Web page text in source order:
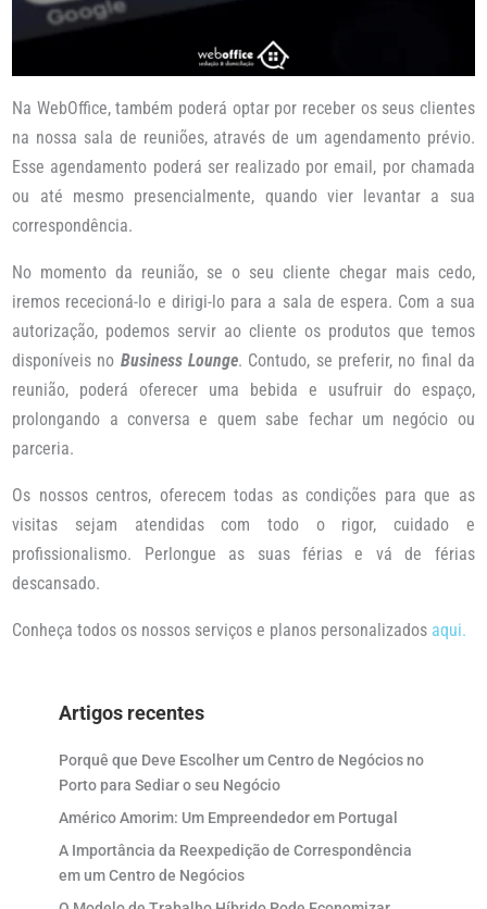
Na WebOffice, também poderá optar por receber os seus clientes
na nossa sala de reuniões, através de um agendamento prévio.
Esse agendamento poderá ser realizado por email, por chamada
ou até mesmo presencialmente, quando vier levantar a sua
correspondência.
No momento da reunião, se o seu cliente chegar mais cedo,
iremos rececioná-lo e dirigi-lo para a sala de espera. Com a sua
autorização, podemos servir ao cliente os produtos que temos
disponíveis no Business Lounge. Contudo, se preferir, no final da
reunião, poderá oferecer uma bebida e usufruir do espaço,
prolongando a conversa e quem sabe fechar um negócio ou
parceria.
Os nossos centros, oferecem todas as condições para que as
visitas sejam atendidas com todo o rigor, cuidado e
profissionalismo. Perlongue as suas férias e vá de férias
descansado.
Conheça todos os nossos serviços e planos personalizados aqui.
Artigos recentes
Porquê que Deve Escolher um Centro de Negócios no
Porto para Sediar o seu Negócio
Américo Amorim: Um Empreendedor em Portugal
A Importância da Reexpedição de Correspondência
em um Centro de Negócios